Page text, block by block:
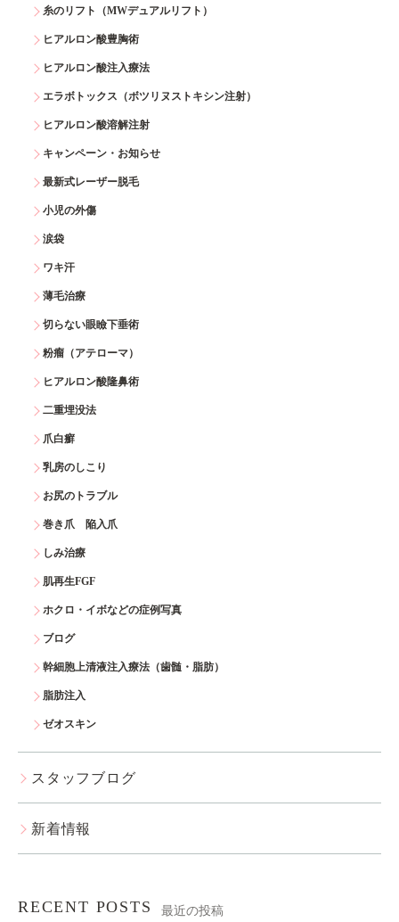
糸のリフト（MWデュアルリフト）
ヒアルロン酸豊胸術
ヒアルロン酸注入療法
エラボトックス（ボツリヌストキシン注射）
ヒアルロン酸溶解注射
キャンペーン・お知らせ
最新式レーザー脱毛
小児の外傷
涙袋
ワキ汗
薄毛治療
切らない眼瞼下垂術
粉瘤（アテローマ）
ヒアルロン酸隆鼻術
二重埋没法
爪白癬
乳房のしこり
お尻のトラブル
巻き爪 陥入爪
しみ治療
肌再生FGF
ホクロ・イボなどの症例写真
ブログ
幹細胞上清液注入療法（歯髄・脂肪）
脂肪注入
ゼオスキン
スタッフブログ
新着情報
RECENT POSTS 最近の投稿